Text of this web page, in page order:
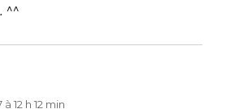
^^
12 h 12 min